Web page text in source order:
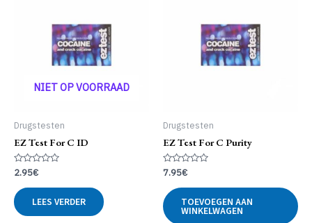
NIET OP VOORRAAD
Drugstesten
EZ Test For C ID
Gewaardeerd
0
uit
5
2.95€
LEES VERDER
Drugstesten
EZ Test For C Purity
Gewaardeerd
0
5
7.95€
TOEVOEGEN AAN
WINKELWAGEN